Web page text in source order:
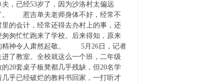
，已经53岁了，因为沙洛村太偏远
。 惹吉单夫老师身体不好，经常不
的会计，经常还得去办村上的事，还
匆忙忙跑来了学校。后来得知，原来
精神令人肃然起敬。 5月26日，记者
了教室。全校就这么一个班，二年级
20套桌子板凳都几乎残缺，但20名学
乎已经破烂的教科书回家，一打听才